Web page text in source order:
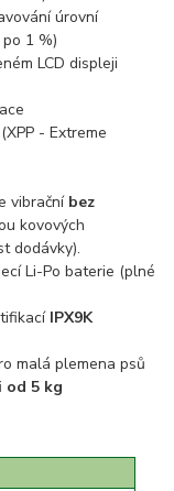
úrovní
1 %)
LCD displeji
- Extreme
vibrační bez
kovových
dodávky).
Li-Po baterie (plné
IPX9K
malá plemena psů
od 5 kg